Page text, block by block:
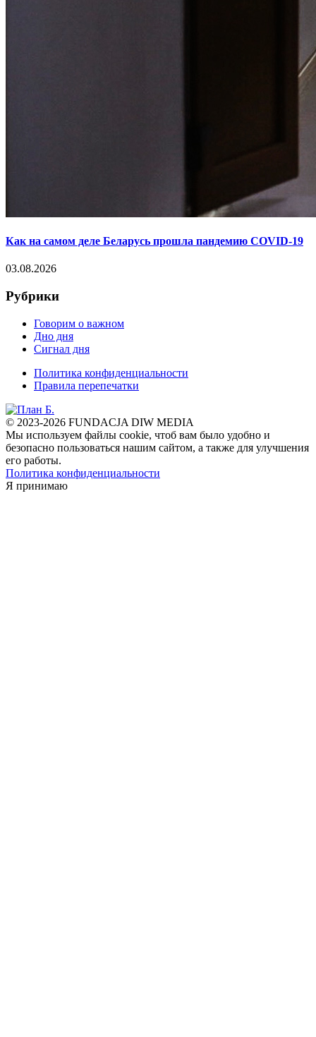
Как на самом деле Беларусь прошла пандемию COVID-19
03.08.2026
Рубрики
Говорим о важном
Дно дня
Сигнал дня
Политика конфиденциальности
Правила перепечатки
© 2023-2026 FUNDACJA DIW MEDIA
Мы используем файлы cookie, чтоб вам было удобно и
безопасно пользоваться нашим сайтом, а также для улучшения
его работы.
Политика конфиденциальности
Я принимаю